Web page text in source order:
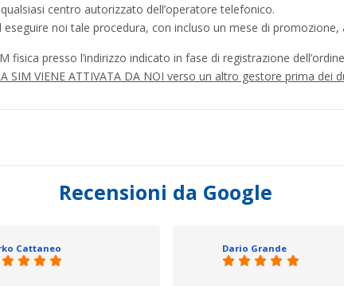
centro autorizzato dell’operatore telefonico.
noi tale procedura, con incluso un mese di promozione,
presso l’indirizzo indicato in fase di registrazione
SIM VIENE ATTIVATA DA NOI verso un altro gestore prima dei
Recensioni da Google
Cattaneo Dario Grande